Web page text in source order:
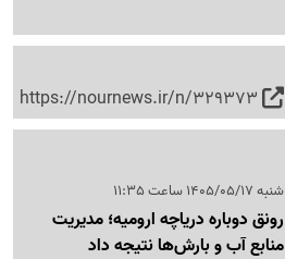
https://nournews.ir/n/329373
شنبه 1405/05/17 ساعت 11:35
رونق دوباره دریاچه ارومیه؛ مدیریت
منابع آب و بارش‌ها نتیجه داد